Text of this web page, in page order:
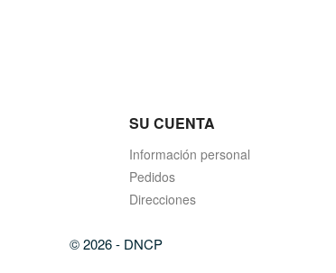
SU CUENTA
Información personal
Pedidos
Direcciones
© 2026 - DNCP